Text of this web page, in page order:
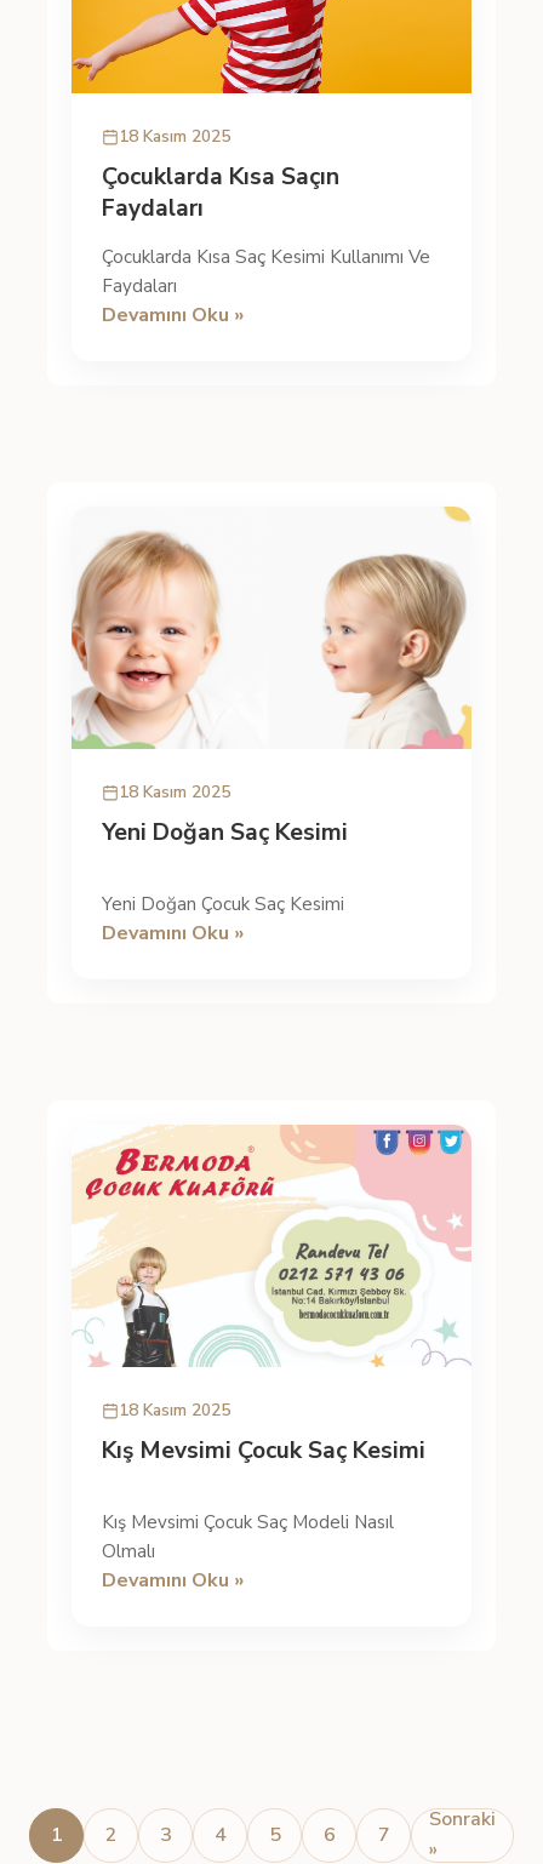
18 Kasım 2025
Çocuklarda Kısa Saçın
Faydaları
Çocuklarda Kısa Saç Kesimi Kullanımı Ve
Faydaları
Devamını Oku »
18 Kasım 2025
Yeni Doğan Saç Kesimi
Yeni Doğan Çocuk Saç Kesimi
Devamını Oku »
18 Kasım 2025
Kış Mevsimi Çocuk Saç Kesimi
Kış Mevsimi Çocuk Saç Modeli Nasıl
Olmalı
Devamını Oku »
1 2 3 4 5 6 7
Sonraki
»